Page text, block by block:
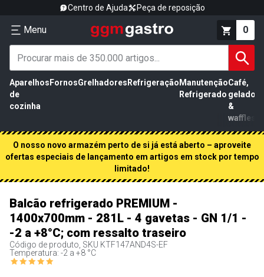
Centro de Ajuda Peça de reposição
Menu 0
Aparelhos
de
cozinha
FornosGrelhadores Refrigeração Manutenção
Refrigerado
Café,
gelados
&
waffles
O nosso novo armazém perto de si já está aberto – aproveite
ofertas especiais de lançamento em artigos em stock por tempo
limitado!
Balcão refrigerado PREMIUM -
1400x700mm - 281L - 4 gavetas - GN 1/1 -
-2 a +8°C; com ressalto traseiro
Código de produto, SKU KTF147AND4S-EF
Temperatura: -2 a +8 °C